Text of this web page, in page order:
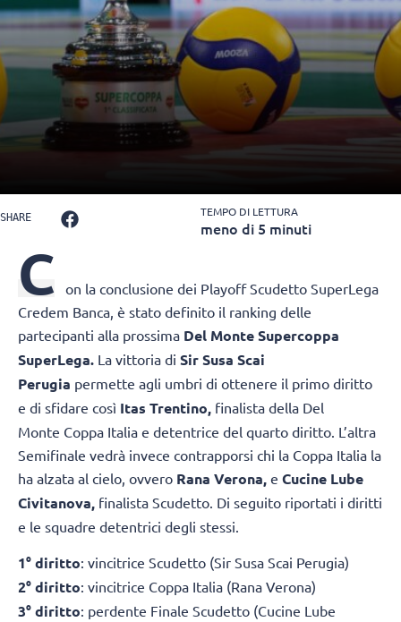
SHARE TEMPO DI LETTURA
meno di 5 minuti
C on la conclusione dei Playoff Scudetto SuperLega
Credem Banca, è stato definito il ranking delle
partecipanti alla prossima Del Monte Supercoppa
SuperLega. La vittoria di Sir Susa Scai
Perugia permette agli umbri di ottenere il primo diritto
e di sfidare così Itas Trentino, finalista della Del
Monte Coppa Italia e detentrice del quarto diritto. L’altra
Semifinale vedrà invece contrapporsi chi la Coppa Italia la
ha alzata al cielo, ovvero Rana Verona, e Cucine Lube
Civitanova, finalista Scudetto. Di seguito riportati i diritti
e le squadre detentrici degli stessi.
1° diritto: vincitrice Scudetto (Sir Susa Scai Perugia)
2° diritto: vincitrice Coppa Italia (Rana Verona)
3° diritto: perdente Finale Scudetto (Cucine Lube